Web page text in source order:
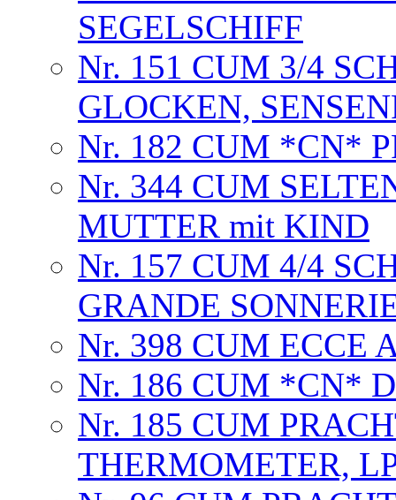
SEGELSCHIFF
Nr. 151 CUM 3/4
GLOCKEN,
Nr. 182 CUM *CN*
Nr. 344 CUM
MUTTER mit KIND
Nr. 157 CUM 4/4
GRANDE
Nr. 398 CUM ECCE
Nr. 186 CUM *CN*
Nr. 185 CUM
THERMOMETER,